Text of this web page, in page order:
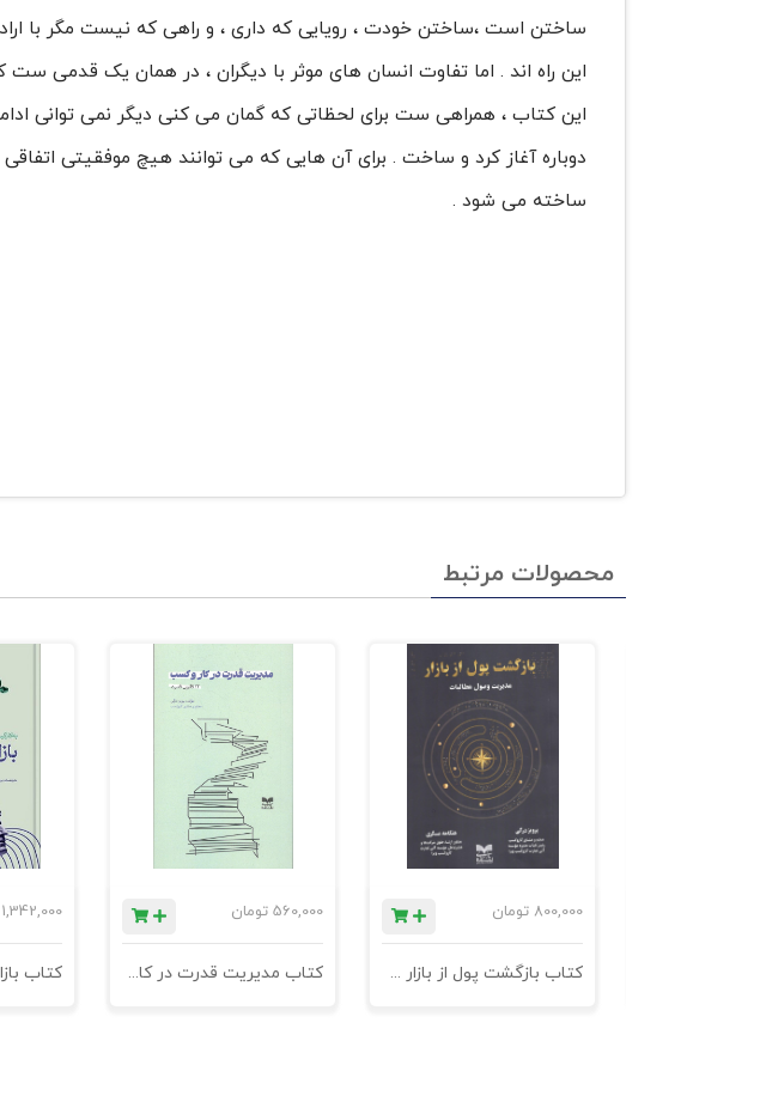
ساختن است ،ساختن خودت ، رویایی که داری ، و راهی که نیست مگر با
این راه اند . اما تفاوت انسان های موثر با دیگران ، در همان یک قدمی
این کتاب ، همراهی ست برای لحظاتی که گمان می کنی دیگر نمی توانی
دوباره آغاز کرد و ساخت . برای آن هایی که می توانند هیچ موفقیتی
ساخته می شود .
محصولات مرتبط
800,000 تومان
کتاب بازگشت پول از بازار مدیریت وصول مطالبات
560,000 تومان
کتاب مدیریت قدرت در کاروکسب
1,342,000